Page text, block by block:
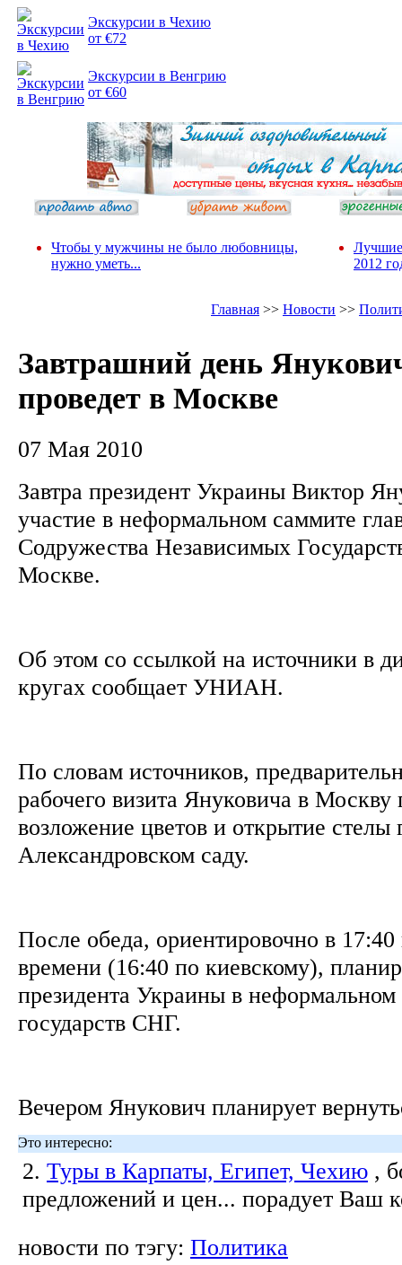
Экскурсии в Чехию
от €72
Экскурсии в Венгрию
от €60
Чтобы у мужчины не было любовницы,
нужно уметь...
Лучшие
2012
Главная >> Новости >>
Завтрашний день
проведет в Москве
07 Мая 2010
Завтра президент Украины Виктор
участие в неформальном саммите
Содружества Независимых
Москве.
Об этом со ссылкой на источники в
кругах сообщает УНИАН.
По словам источников,
рабочего визита Януковича в Москву
возложение цветов и открытие стелы
Александровском саду.
После обеда, ориентировочно в
времени (16:40 по киевскому),
президента Украины в неформальном
государств СНГ.
Вечером Янукович планирует
Это интересно:
2. Туры в Карпаты, Египет, Чехию ,
предложений и цен... порадует Ваш
новости по тэгу: Политика